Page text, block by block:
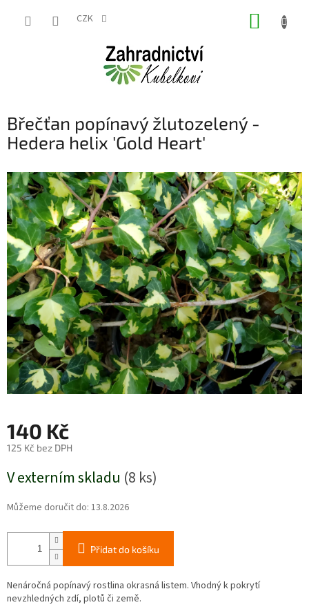
CZK
Břečťan popínavý žlutozelený -
Hedera helix 'Gold Heart'
140 Kč
125 Kč bez DPH
cena:
V externím skladu (8 ks)
Můžeme doručit do: 13.8.2026
Přidat do košíku
Nenáročná popínavý rostlina okrasná listem. Vhodný k pokrytí
nevzhledných zdí, plotů či země.